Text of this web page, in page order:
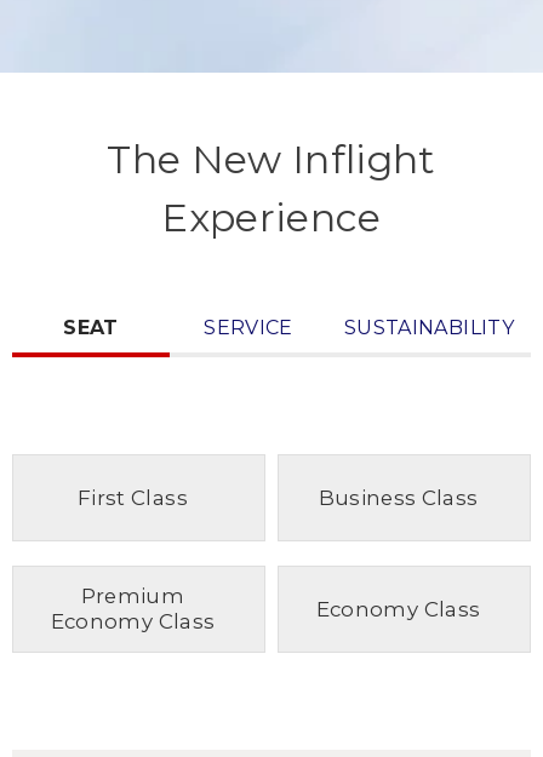
The New Inflight
Experience
SEAT SERVICE SUSTAINABILITY
First Class Business Class
Premium
Economy Class
Economy Class